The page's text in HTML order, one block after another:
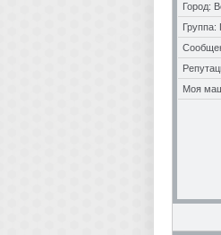
Город:
Моя